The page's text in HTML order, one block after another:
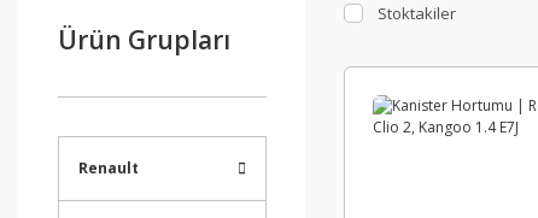
Ürün Grupları
Renault
Stoktakiler